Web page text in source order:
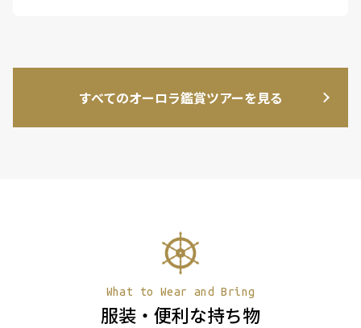
すべてのオーロラ鑑賞ツアーを見る
What to Wear and Bring
服装・便利な持ち物